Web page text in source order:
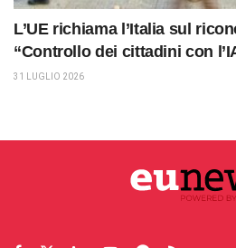
L’UE richiama l’Italia sul
“Controllo dei cittadini con
31 LUGLIO 2026